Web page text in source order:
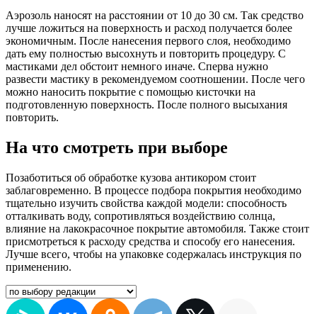
Аэрозоль наносят на расстоянии от 10 до 30 см. Так средство
лучше ложиться на поверхность и расход получается более
экономичным. После нанесения первого слоя, необходимо
дать ему полностью высохнуть и повторить процедуру. С
мастиками дел обстоит немного иначе. Сперва нужно
развести мастику в рекомендуемом соотношении. После чего
можно наносить покрытие с помощью кисточки на
подготовленную поверхность. После полного высыхания
повторить.
На что смотреть при выборе
Позаботиться об обработке кузова антикором стоит
заблаговременно. В процессе подбора покрытия необходимо
тщательно изучить свойства каждой модели: способность
отталкивать воду, сопротивляться воздействию солнца,
влияние на лакокрасочное покрытие автомобиля. Также стоит
присмотреться к расходу средства и способу его нанесения.
Лучше всего, чтобы на упаковке содержалась инструкция по
применению.